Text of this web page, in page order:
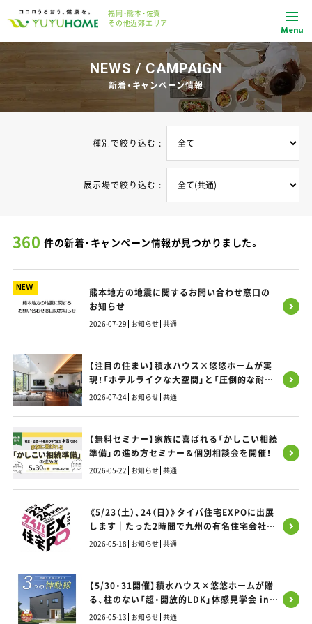
福岡・熊本・佐賀
その他近郊エリア
Menu
NEWS / CAMPAIGN
新着・キャンペーン情報
360 件の新着・キャンペーン情報が見つかりました。
種別で絞り込む :
展示場で絞り込む :
NEW
熊本地方の地震に関するお問い合わせ窓口の
お知らせ
2026-07-29 お知らせ 共通
【注目の住まい】積水ハウス×悠悠ホームが実
現！「ホテルライクな大空間」と「圧倒的な耐震
性」を両立する「SIコラボ」の秘密とは？
2026-07-24 お知らせ 共通
【無料セミナー】家族に喜ばれる「かしこい相続
準備」の進め方セミナー＆個別相談会を開催！
2026-05-22 お知らせ 共通
《5/23（土）、24（日）》タイパ住宅EXPOに出展
します｜たった2時間で九州の有名住宅会社9
社 まとめて比べられる家づくりフェス
2026-05-18 お知らせ 共通
【5/30・31開催】積水ハウス×悠悠ホームが贈
る、柱のない「超・開放的LDK」体感見学会 in
福岡市東区
2026-05-13 お知らせ 共通